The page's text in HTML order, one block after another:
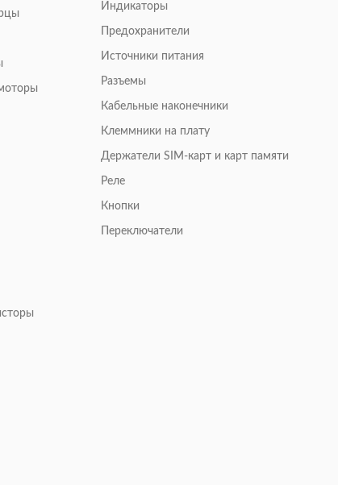
Индикаторы
Предохранители
Источники питания
Разъемы
Кабельные наконечники
Клеммники на плату
Держатели SIM-карт и карт памяти
Реле
Кнопки
Переключатели